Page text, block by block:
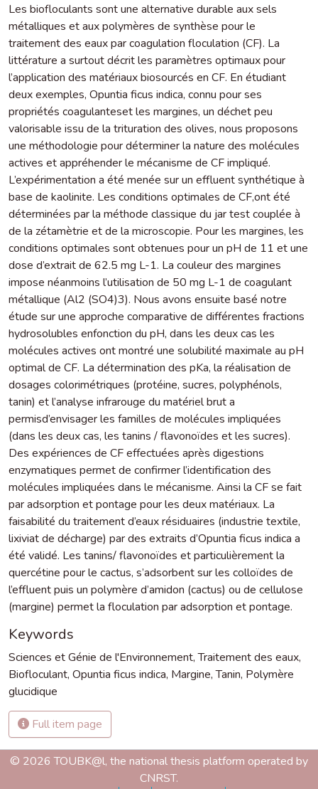
Les biofloculants sont une alternative durable aux sels
métalliques et aux polymères de synthèse pour le
traitement des eaux par coagulation floculation (CF). La
littérature a surtout décrit les paramètres optimaux pour
l’application des matériaux biosourcés en CF. En étudiant
deux exemples, Opuntia ficus indica, connu pour ses
propriétés coagulanteset les margines, un déchet peu
valorisable issu de la trituration des olives, nous proposons
une méthodologie pour déterminer la nature des molécules
actives et appréhender le mécanisme de CF impliqué.
L’expérimentation a été menée sur un effluent synthétique à
base de kaolinite. Les conditions optimales de CF,ont été
déterminées par la méthode classique du jar test couplée à
de la zétamètrie et de la microscopie. Pour les margines, les
conditions optimales sont obtenues pour un pH de 11 et une
dose d’extrait de 62.5 mg L-1. La couleur des margines
impose néanmoins l’utilisation de 50 mg L-1 de coagulant
métallique (Al2 (SO4)3). Nous avons ensuite basé notre
étude sur une approche comparative de différentes fractions
hydrosolubles enfonction du pH, dans les deux cas les
molécules actives ont montré une solubilité maximale au pH
optimal de CF. La détermination des pKa, la réalisation de
dosages colorimétriques (protéine, sucres, polyphénols,
tanin) et l’analyse infrarouge du matériel brut a
permisd’envisager les familles de molécules impliquées
(dans les deux cas, les tanins / flavonoïdes et les sucres).
Des expériences de CF effectuées après digestions
enzymatiques permet de confirmer l’identification des
molécules impliquées dans le mécanisme. Ainsi la CF se fait
par adsorption et pontage pour les deux matériaux. La
faisabilité du traitement d’eaux résiduaires (industrie textile,
lixiviat de décharge) par des extraits d’Opuntia ficus indica a
été validé. Les tanins/ flavonoïdes et particulièrement la
quercétine pour le cactus, s’adsorbent sur les colloïdes de
l’effluent puis un polymère d’amidon (cactus) ou de cellulose
(margine) permet la floculation par adsorption et pontage.
Keywords
Sciences et Génie de l'Environnement,Traitement des eaux,
Biofloculant, Opuntia ficus indica, Margine,Tanin, Polymère
glucidique
Full item page
© 2026 TOUBK@l, the national thesis platform operated by
CNRST.